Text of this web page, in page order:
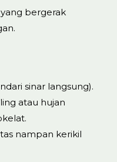
bergerak
sinar langsung).
atau hujan
nampan kerikil